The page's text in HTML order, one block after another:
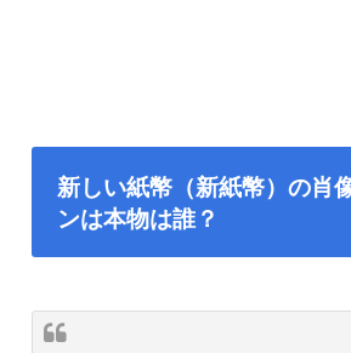
新しい紙幣（新紙幣）の肖
ンは本物は誰？